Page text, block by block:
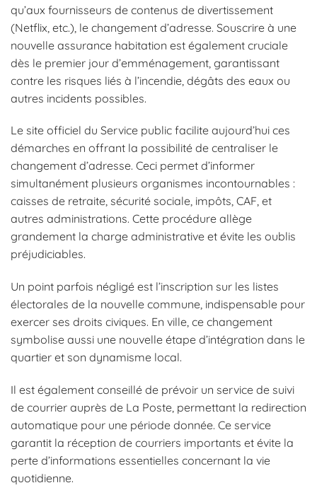
qu’aux fournisseurs de contenus de divertissement
(Netflix, etc.), le changement d’adresse. Souscrire à une
nouvelle assurance habitation est également cruciale
dès le premier jour d’emménagement, garantissant
contre les risques liés à l’incendie, dégâts des eaux ou
autres incidents possibles.
Le site officiel du Service public facilite aujourd’hui ces
démarches en offrant la possibilité de centraliser le
changement d’adresse. Ceci permet d’informer
simultanément plusieurs organismes incontournables :
caisses de retraite, sécurité sociale, impôts, CAF, et
autres administrations. Cette procédure allège
grandement la charge administrative et évite les oublis
préjudiciables.
Un point parfois négligé est l’inscription sur les listes
électorales de la nouvelle commune, indispensable pour
exercer ses droits civiques. En ville, ce changement
symbolise aussi une nouvelle étape d’intégration dans le
quartier et son dynamisme local.
Il est également conseillé de prévoir un service de suivi
de courrier auprès de La Poste, permettant la redirection
automatique pour une période donnée. Ce service
garantit la réception de courriers importants et évite la
perte d’informations essentielles concernant la vie
quotidienne.